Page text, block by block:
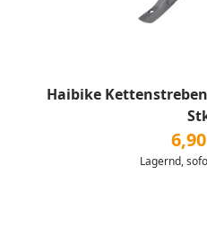
Haibike
Lagernd,